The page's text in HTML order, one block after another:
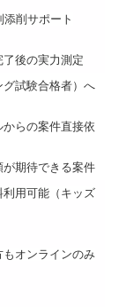
削サポート
後の実力測定
試験合格者）へ
らの案件直接依
期待できる案件
用可能（キッズ
オンラインのみ